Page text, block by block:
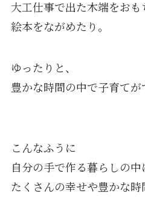
大工仕事で出た木端をおも
絵本をながめたり。
ゆったりと、
豊かな時間の中で子育てが
こんなふうに
自分の手で作る暮らしの中
たくさんの幸せや豊かな時